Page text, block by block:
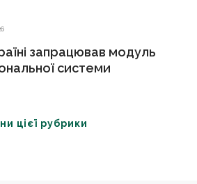
запрацював модуль
системи
цієї рубрики